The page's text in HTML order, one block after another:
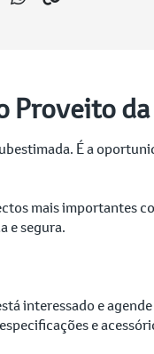
Proveito
É a
mais importantes
e segura.
interessado e
e